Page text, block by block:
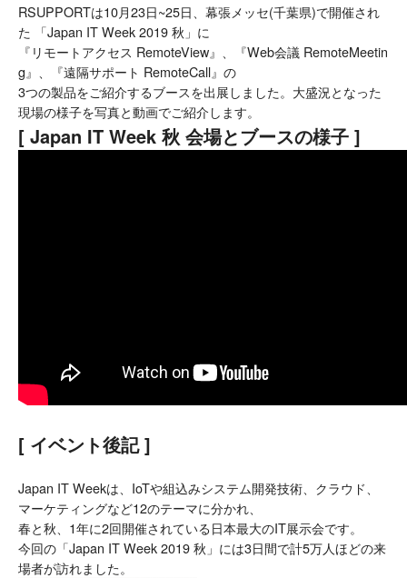
RSUPPORTは10月23日~25日、幕張メッセ(千葉県)で開催され
た 「Japan IT Week 2019 秋」に
『リモートアクセス RemoteView』、『Web会議 RemoteMeetin
g』、『遠隔サポート RemoteCall』の
3つの製品をご紹介するブースを出展しました。大盛況となった
現場の様子を写真と動画でご紹介します。
[ Japan IT Week 秋 会場とブースの様子 ]
[ イベント後記 ]
Japan IT Weekは、IoTや組込みシステム開発技術、クラウド、
マーケティングなど12のテーマに分かれ、
春と秋、1年に2回開催されている日本最大のIT展示会です。
今回の「Japan IT Week 2019 秋」には3日間で計5万人ほどの来
場者が訪れました。